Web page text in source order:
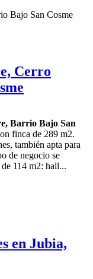
Cerro
Barrio Bajo San
finca de 289 m2.
también apta para
de negocio se
114 m2: hall...
en Jubia,